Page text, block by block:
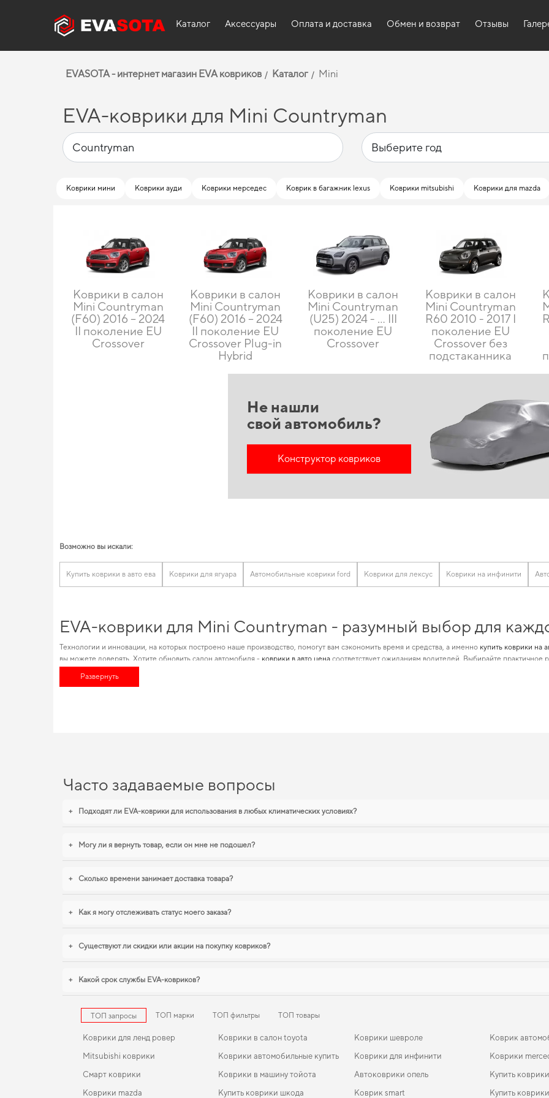
Каталог Аксессуары Оплата и доставка Обмен и возврат Отзывы
EVASOTA - интернет магазин EVA ковриков Каталог Mini
EVA-коврики для Mini Countryman
Коврики мини Коврики ауди Коврики мерседес Коврик в багажник lexus Коврики mitsubishi Коврики для mazda
Коврики в салон
Mini Countryman
(F60) 2016 – 2024
II поколение EU
Crossover
Коврики в салон
Mini Countryman
(F60) 2016 – 2024
II поколение EU
Crossover Plug-in
Hybrid
Коврики в салон
Mini Countryman
(U25) 2024 - ... III
поколение EU
Crossover
Коврики в салон
Mini Countryman
R60 2010 - 2017 I
поколение EU
Crossover без
подстаканника
Не нашли
свой автомобиль?
Конструктор ковриков
Возможно вы искали:
Купить коврики в авто ева Коврики для ягуара Автомобильные коврики ford Коврики для лексус Коврики на инфинити
EVA-коврики для Mini Countryman - разумный выбор для
Технологии и инновации, на которых построено наше производство, помогут вам сэкономить время и средства, а именно купить коврики на
вы можете доверять. Хотите обновить салон автомобиля - коврики в авто цена соответствует ожиданиям водителей. Выбирайте практичное
эстетические требования. Позаботьтесь о комфорте в дороге,
Развернуть
Часто задаваемые вопросы
+ Подходят ли EVA-коврики для использования в любых климатических условиях?
+ Могу ли я вернуть товар, если он мне не подошел?
+ Сколько времени занимает доставка товара?
+ Как я могу отслеживать статус моего заказа?
+ Существуют ли скидки или акции на покупку ковриков?
+ Какой срок службы EVA-ковриков?
ТОП запросы ТОП марки ТОП фильтры ТОП товары
Коврики для ленд ровер
Mitsubishi коврики
Смарт коврики
Коврики mazda
Коврики в салон toyota
Коврики автомобильные купить
Коврики в машину тойота
Купить коврики шкода
Коврики шевроле
Коврики для инфинити
Автоковрики опель
Коврик smart
Коврик
Коврики
Купить
Купить